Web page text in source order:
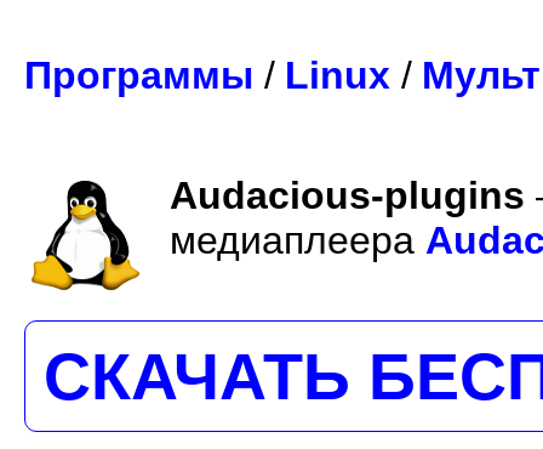
Программы / Linux /
Audacious-plugins
медиаплеера
СКАЧАТЬ